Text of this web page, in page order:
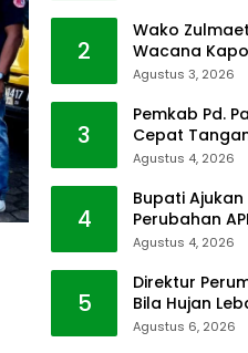
2
Wako
Wacana
Kamera
Agustus 3, 2026
3
Pemkab Pd.
Cepat
Cuaca
Agustus 4, 2026
4
Bupati Ajukan
Perubahan
Pendapatan
Agustus 4, 2026
5
Direktur
Bila Hujan
Dimatikan,
Agustus 6, 2026